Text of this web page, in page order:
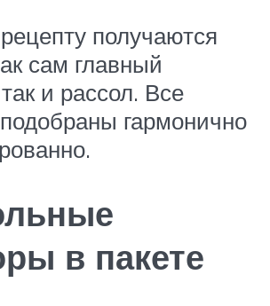
получаются
сам главный
и рассол. Все
гармонично
в пакете